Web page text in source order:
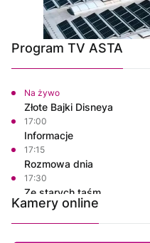
Program TV ASTA
Na żywo
Złote Bajki Disneya
17:00
Informacje
17:15
Rozmowa dnia
17:30
Ze starych taśm
18:30
Informacje
Kamery online